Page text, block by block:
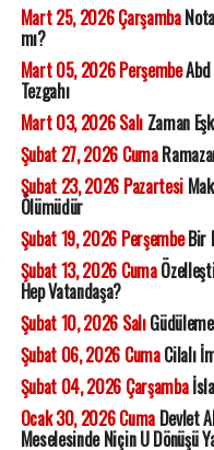
Mart 25, 2026 Çarşamba
mı?
Mart 05, 2026 PerşembeAbd
Tezgahı
Mart 03, 2026 SalıZaman
Şubat 27, 2026 Cuma
Şubat 23, 2026 Pazartesi
Ölümüdür
Şubat 19, 2026 PerşembeBir
Şubat 13, 2026 Cuma
Hep Vatandaşa?
Şubat 10, 2026 Salı
Şubat 06, 2026 CumaCilalı
Şubat 04, 2026 Çarşamba
Ocak 30, 2026 CumaDevlet
Meselesinde Niçin U Dönüşü